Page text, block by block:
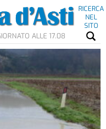
RICERCA
NEL
SITO
ALLE 17.08